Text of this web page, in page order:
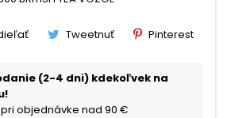
Tweetnuť Pinterest
(2-4 dni) kdekoľvek na
pri objednávke nad 90 €